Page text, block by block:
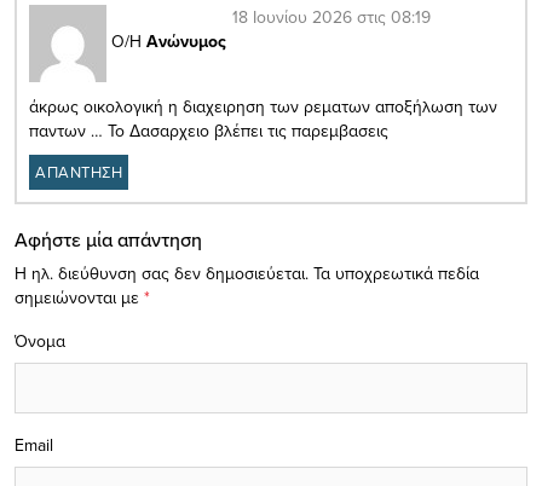
Ο/Η Ανώνυμος
18 Ιουνίου 2026 στις 08:19
άκρως οικολογική η διαχειρηση των ρεματων αποξήλωση των
παντων … Το Δασαρχειο βλέπει τις παρεμβασεις
ΑΠΑΝΤΗΣΗ
Αφήστε μία απάντηση
Η ηλ. διεύθυνση σας δεν δημοσιεύεται. Τα υποχρεωτικά πεδία
σημειώνονται με *
Όνομα
Email